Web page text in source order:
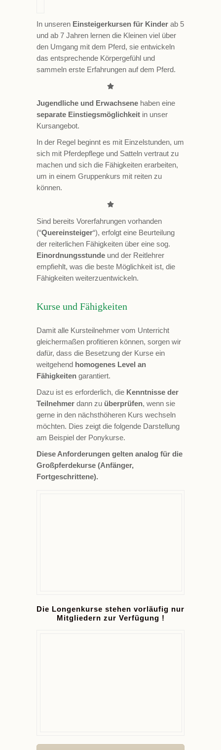
In unseren Einsteigerkursen für Kinder ab 5
und ab 7 Jahren lernen die Kleinen viel über
den Umgang mit dem Pferd, sie entwickeln
das entsprechende Körpergefühl und
sammeln erste Erfahrungen auf dem Pferd.
Jugendliche und Erwachsene haben eine
separate Einstiegsmöglichkeit in unser
Kursangebot.
In der Regel beginnt es mit Einzelstunden, um
sich mit Pferdepflege und Satteln vertraut zu
machen und sich die Fähigkeiten erarbeiten,
um in einem Gruppenkurs mit reiten zu
können.
Sind bereits Vorerfahrungen vorhanden
(“Quereinsteiger“), erfolgt eine Beurteilung
der reiterlichen Fähigkeiten über eine sog.
Einordnungsstunde und der Reitlehrer
empfiehlt, was die beste Möglichkeit ist, die
Fähigkeiten weiterzuentwickeln.
Kurse und Fähigkeiten
Damit alle Kursteilnehmer vom Unterricht
gleichermaßen profitieren können, sorgen wir
dafür, dass die Besetzung der Kurse ein
weitgehend homogenes Level an
Fähigkeiten garantiert.
Dazu ist es erforderlich, die Kenntnisse der
Teilnehmer dann zu überprüfen, wenn sie
gerne in den nächsthöheren Kurs wechseln
möchten. Dies zeigt die folgende Darstellung
am Beispiel der Ponykurse.
Diese Anforderungen gelten analog für die
Großpferdekurse (Anfänger,
Fortgeschrittene).
Die Longenkurse stehen vorläufig nur
Mitgliedern zur Verfügung !